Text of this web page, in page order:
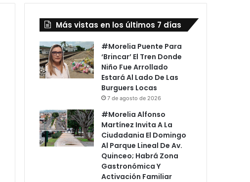
Más vistas en los últimos 7 días
#Morelia Puente Para
‘Brincar’ El Tren Donde
Niño Fue Arrollado
Estará Al Lado De Las
Burguers Locas
7 de agosto de 2026
#Morelia Alfonso
Martínez Invita A La
Ciudadania El Domingo
Al Parque Lineal De Av.
Quinceo; Habrá Zona
Gastronómica Y
Activación Familiar